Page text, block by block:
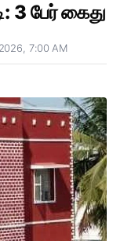
3 பேர் கைது
7:00 AM